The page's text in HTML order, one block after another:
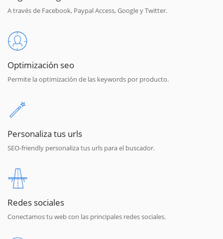
A través de Facebook, Paypal Access, Google y Twitter.
Optimización seo
Permite la optimización de las keywords por producto.
Personaliza tus urls
SEO-friendly personaliza tus urls para el buscador.
Redes sociales
Conectamos tu web con las principales redes sociales.